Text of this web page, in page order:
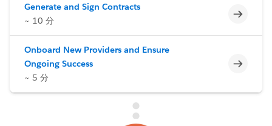
Generate and Sign Contracts
~ 10 分
未完了
Onboard New Providers and Ensure
Ongoing Success
~ 5 分
未完了